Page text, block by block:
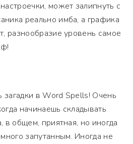
может залипнуть с
реально имба, а графика
разнообразие уровень самое
в Word Spells! Очень
начинаешь складывать
в общем, приятная, но иногда
запутанным. Иногда не